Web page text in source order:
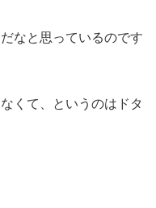
なと思っているのです
くて、というのはドタ